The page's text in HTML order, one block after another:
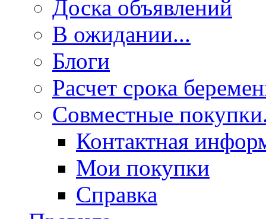
Доска объявлений
В ожидании...
Блоги
Расчет срока
Совместные
Контактная
Мои покупки
Справка